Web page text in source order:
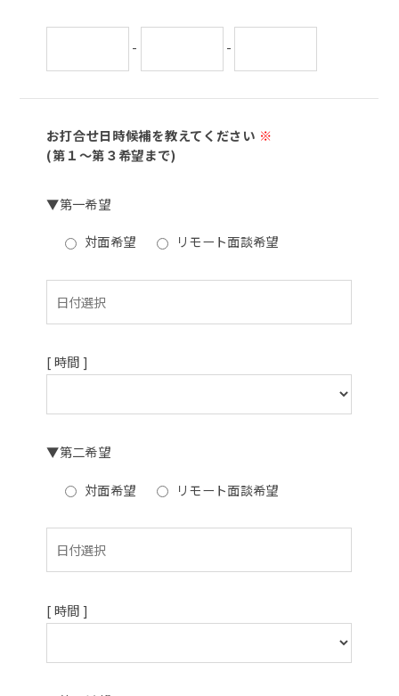
- -
お打合せ日時候補を教えてください ※
(第１～第３希望まで)
▼第一希望
対面希望 リモート面談希望
[ 時間 ]
▼第二希望
対面希望 リモート面談希望
[ 時間 ]